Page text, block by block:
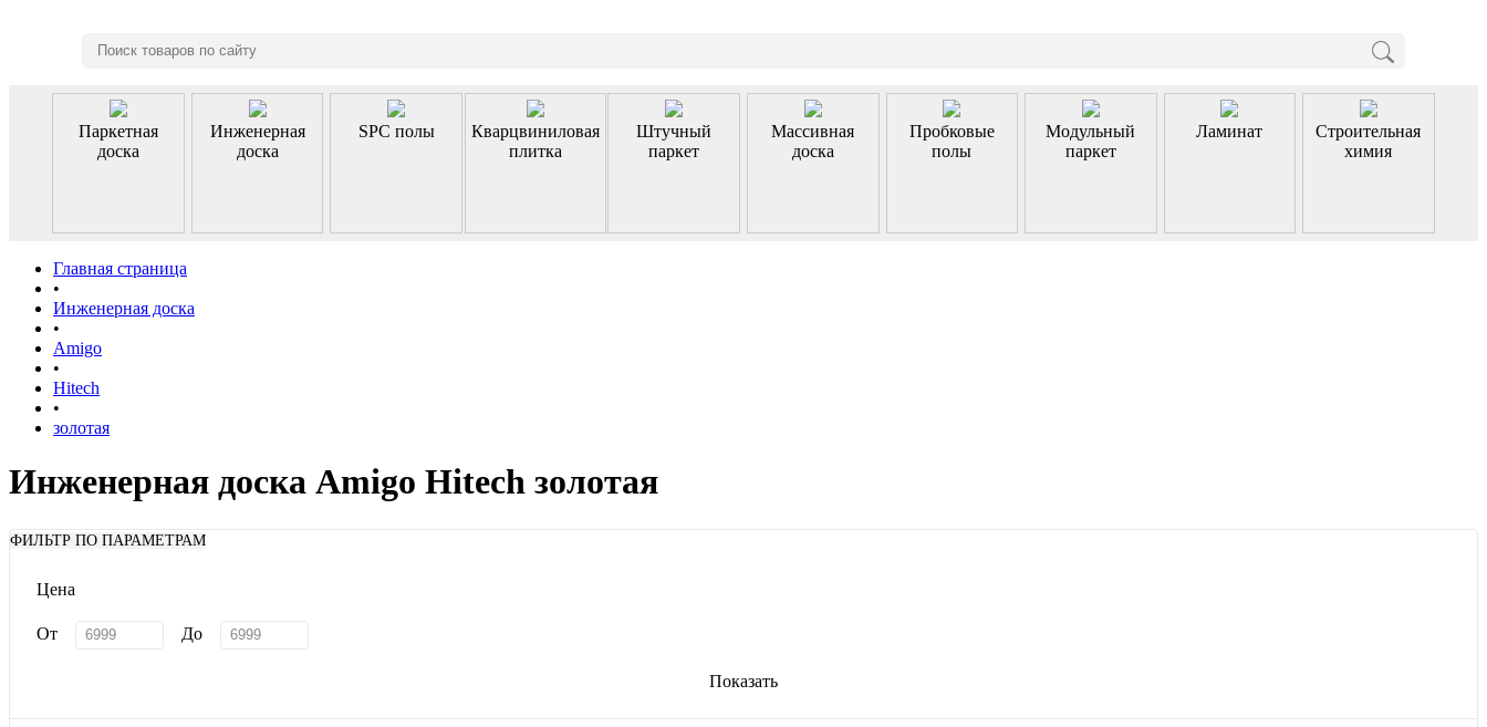
Паркетная
доска
Инженерная
доска
SPC полы
Кварцвиниловая
плитка
Штучный
паркет
Массивная
доска
Пробковые
полы
Модульный
паркет
Ламинат
Строительная
химия
Главная страница
•
Инженерная доска
•
Amigo
•
Hitech
•
золотая
Инженерная доска Amigo Hitech золотая
ФИЛЬТР ПО ПАРАМЕТРАМ
Цена
От До
Показать